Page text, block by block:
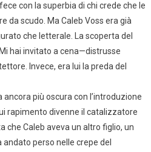
con la superbia di chi crede che le
da scudo. Ma Caleb Voss era già
che letterale. La scoperta del
hai invitato a cena—distrusse
Invece, era lui la preda del
più oscura con l’introduzione
rapimento divenne il catalizzatore
che Caleb aveva un altro figlio, un
perso nelle crepe del